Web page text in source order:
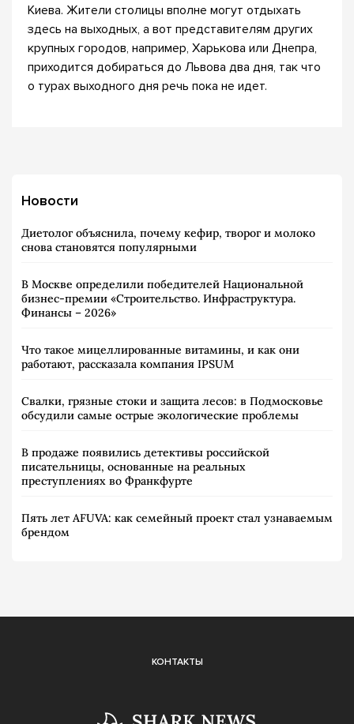
Киева. Жители столицы вполне могут отдыхать
здесь на выходных, а вот представителям других
крупных городов, например, Харькова или Днепра,
приходится добираться до Львова два дня, так что
о турах выходного дня речь пока не идет.
Новости
Диетолог объяснила, почему кефир, творог и молоко
снова становятся популярными
В Москве определили победителей Национальной
бизнес-премии «Строительство. Инфраструктура.
Финансы – 2026»
Что такое мицеллированные витамины, и как они
работают, рассказала компания IPSUM
Свалки, грязные стоки и защита лесов: в Подмосковье
обсудили самые острые экологические проблемы
В продаже появились детективы российской
писательницы, основанные на реальных
преступлениях во Франкфурте
Пять лет AFUVA: как семейный проект стал узнаваемым
брендом
КОНТАКТЫ